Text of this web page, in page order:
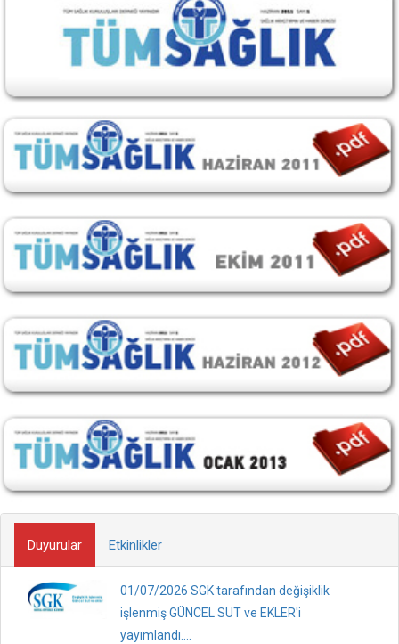
Duyurular Etkinlikler
01/07/2026 SGK tarafından değişiklik
işlenmiş GÜNCEL SUT ve EKLER'i
yayımlandı....